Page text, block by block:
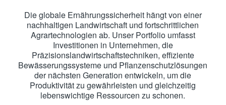
Die globale Ernährungssicherheit hängt von einer
nachhaltigen Landwirtschaft und fortschrittlichen
Agrartechnologien ab. Unser Portfolio umfasst
Investitionen in Unternehmen, die
Präzisionslandwirtschaftstechniken, effiziente
Bewässerungssysteme und Pflanzenschutzlösungen
der nächsten Generation entwickeln, um die
Produktivität zu gewährleisten und gleichzeitig
lebenswichtige Ressourcen zu schonen.